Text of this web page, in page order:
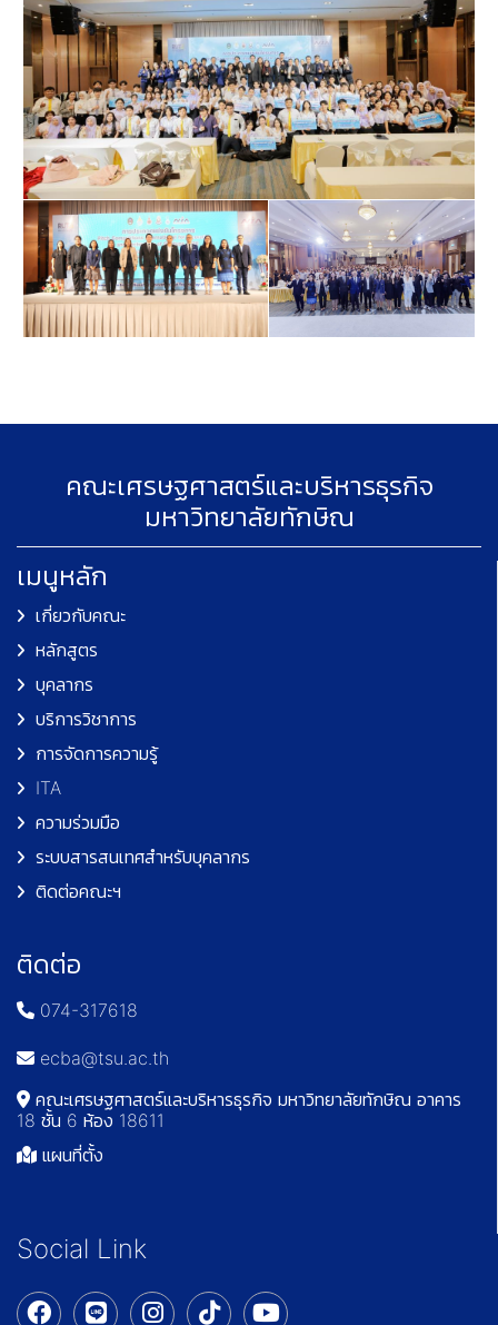
คณะเศรษฐศาสตร์และบริหารธุรกิจ
มหาวิทยาลัยทักษิณ
เมนูหลัก
เกี่ยวกับคณะ
หลักสูตร
บุคลากร
บริการวิชาการ
การจัดการความรู้
ITA
ความร่วมมือ
ระบบสารสนเทศสำหรับบุคลากร
ติดต่อคณะฯ
ติดต่อ
074-317618
ecba@tsu.ac.th
คณะเศรษฐศาสตร์และบริหารธุรกิจ มหาวิทยาลัยทักษิณ อาคาร
18 ชั้น 6 ห้อง 18611
แผนที่ตั้ง
Social Link